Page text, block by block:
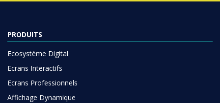
PRODUITS
Ecosystème Digital
Ecrans Interactifs
Ecrans Professionnels
Affichage Dynamique